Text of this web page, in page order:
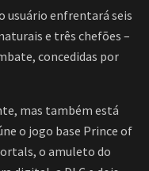
usuário enfrentará seis
e três chefões –
concedidas por
mas também está
o jogo base Prince of
o amuleto do